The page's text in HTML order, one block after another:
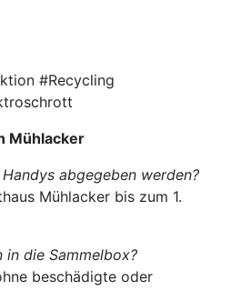
#Recycling
Mühlacker
abgegeben werden?
Mühlacker bis zum 1.
in die Sammelbox?
beschädigte oder